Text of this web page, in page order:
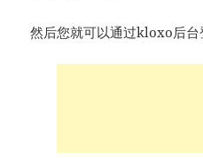
然后您就可以通过kloxo后台